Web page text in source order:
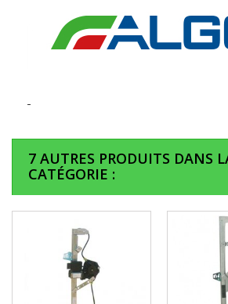
7 AUTRES PRODUITS DANS
CATÉGORIE :